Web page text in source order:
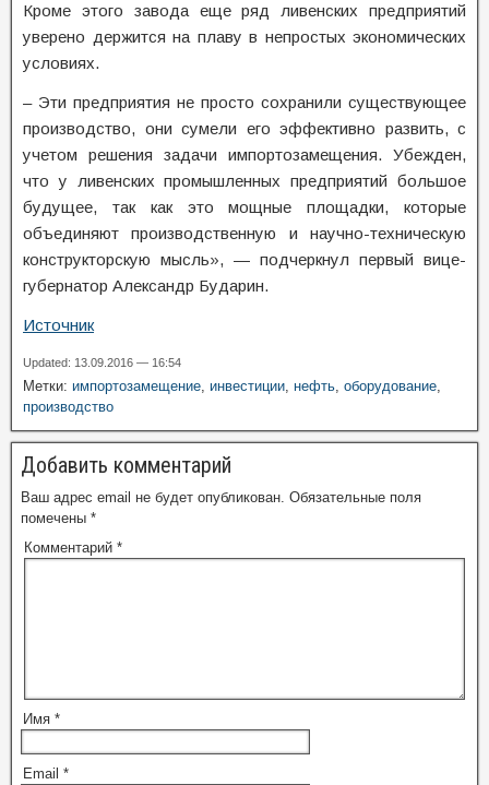
Кроме этого завода еще ряд ливенских предприятий
уверено держится на плаву в непростых экономических
условиях.
– Эти предприятия не просто сохранили существующее
производство, они сумели его эффективно развить, с
учетом решения задачи импортозамещения. Убежден,
что у ливенских промышленных предприятий большое
будущее, так как это мощные площадки, которые
объединяют производственную и научно-техническую
конструкторскую мысль», — подчеркнул первый вице-
губернатор Александр Бударин.
Источник
Updated: 13.09.2016 — 16:54
Метки: импортозамещение, инвестиции, нефть, оборудование,
производство
Добавить комментарий
Ваш адрес email не будет опубликован. Обязательные поля
помечены *
Комментарий *
Имя *
Email *